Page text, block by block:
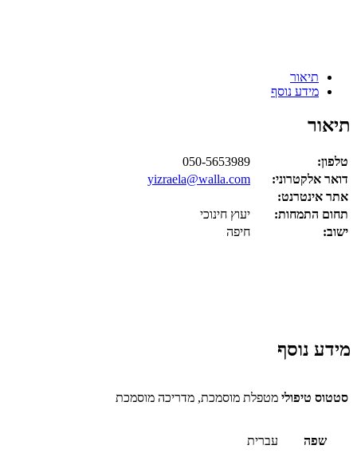
תיאור
מידע נוסף
תיאור
טלפון:
050-5653989
דואר אלקטרוני:
yizraela@walla.com
אתר אינטרנט:
תחום התמחות:
יעוץ חינוכי
ישוב:
חיפה
מידע נוסף
סטטוס טיפולי מטפלת מוסמכת, מדריכה מוסמכת
שפה עברית